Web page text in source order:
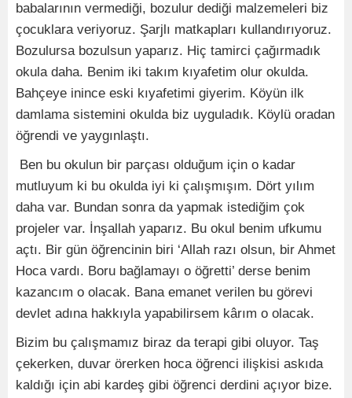
babalarının vermediği, bozulur dediği malzemeleri biz
çocuklara veriyoruz. Şarjlı matkapları kullandırıyoruz.
Bozulursa bozulsun yaparız. Hiç tamirci çağırmadık
okula daha. Benim iki takım kıyafetim olur okulda.
Bahçeye inince eski kıyafetimi giyerim. Köyün ilk
damlama sistemini okulda biz uyguladık. Köylü oradan
öğrendi ve yaygınlaştı.
Ben bu okulun bir parçası olduğum için o kadar
mutluyum ki bu okulda iyi ki çalışmışım. Dört yılım
daha var. Bundan sonra da yapmak istediğim çok
projeler var. İnşallah yaparız. Bu okul benim ufkumu
açtı. Bir gün öğrencinin biri ‘Allah razı olsun, bir Ahmet
Hoca vardı. Boru bağlamayı o öğretti’ derse benim
kazancım o olacak. Bana emanet verilen bu görevi
devlet adına hakkıyla yapabilirsem kârım o olacak.
Bizim bu çalışmamız biraz da terapi gibi oluyor. Taş
çekerken, duvar örerken hoca öğrenci ilişkisi askıda
kaldığı için abi kardeş gibi öğrenci derdini açıyor bize.